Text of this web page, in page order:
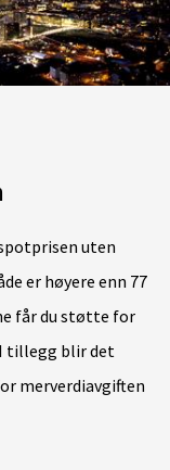
uten
er høyere enn 77
får du støtte for
I tillegg blir det
merverdiavgiften